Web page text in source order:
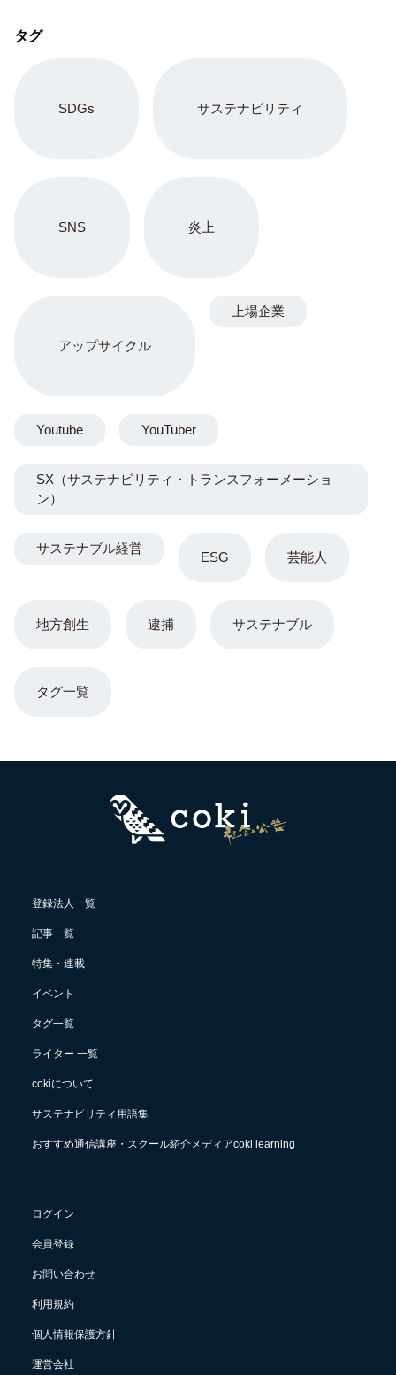
タグ
SDGs サステナビリティ
SNS 炎上
アップサイクル
ESG 芸能人
地方創生 逮捕 サステナブル
上場企業
Youtube YouTuber
SX（サステナビリティ・トランスフォーメーショ
ン）
サステナブル経営
タグ一覧
登録法人一覧
記事一覧
特集・連載
イベント
タグ一覧
ライター 一覧
cokiについて
サステナビリティ用語集
おすすめ通信講座・スクール紹介メディアcoki learning
ログイン
会員登録
お問い合わせ
利用規約
個人情報保護方針
運営会社